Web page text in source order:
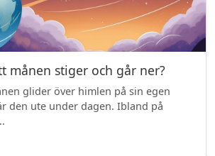
månen stiger och går ner?
glider över himlen på sin egen
den ute under dagen. Ibland på